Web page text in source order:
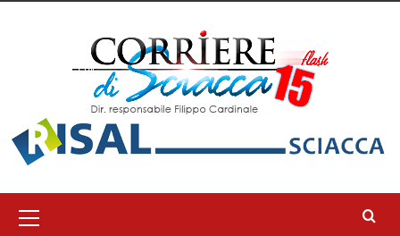
principale